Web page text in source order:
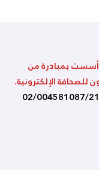
أسست بمبادرة من
الإلكترونية.
تصدر عن – وكالة الصحافة والإتصالات . س-ت 02/004581087/21